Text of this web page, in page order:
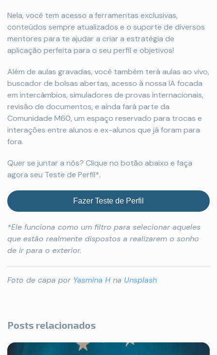
Nela, você tem acesso a ferramentas exclusivas,
conteúdos sempre atualizados e o suporte de diversos
mentores para te ajudar a criar a estratégia de
aplicação perfeita para o seu perfil e objetivos!
Além de aulas gravadas, você também terá aulas ao vivo,
buscador de bolsas abertas, acesso à nossa IA focada
em intercâmbios, simuladores de provas internacionais,
revisão de documentos, e ainda fará parte da
Comunidade M60, um espaço reservado para trocas e
interações entre alunos e ex-alunos que já foram para
fora.
Quer se juntar a nós? Clique no botão abaixo e faça
agora seu Teste de Perfil*.
Fazer Teste de Perfil
*Ele funciona como um filtro para selecionar aqueles
que estão realmente dispostos a realizarem o sonho
de ir para o exterior.
Foto de capa por Yasmina H na Unsplash
Posts relacionados